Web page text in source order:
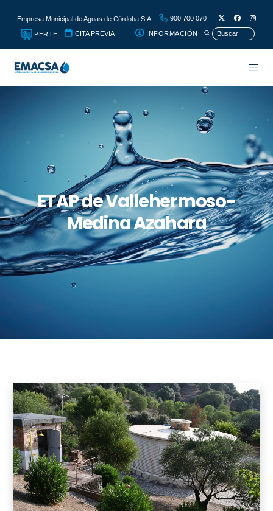
Empresa Municipal de Aguas de Córdoba S.A. 900 700 070
PERTE CITA PREVIA INFORMACIÓN
ETAP de Vallehermoso-
Medina Azahara